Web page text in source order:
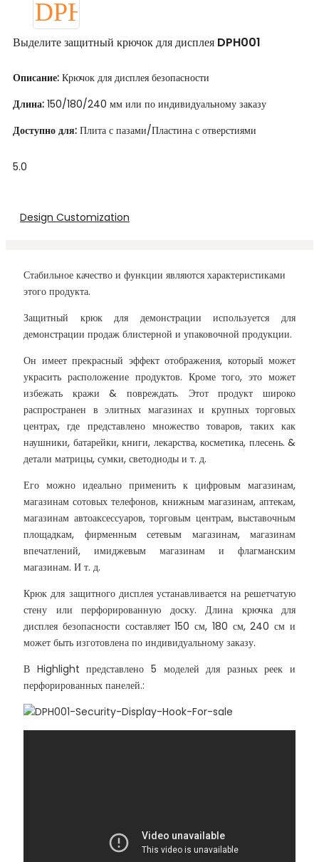
Выделите защитный крючок для дисплея DPH001
Описание: Крючок для дисплея безопасности
Длина: 150/180/240 мм или по индивидуальному заказу
Доступно для: Плита с пазами/Пластина с отверстиями
5.0
Design Customization
Стабильное качество и функции являются характеристиками
этого продукта.
Защитный крюк для демонстрации используется для
демонстрации продаж блистерной и упаковочной продукции.
Он имеет прекрасный эффект отображения, который может
украсить расположение продуктов. Кроме того, это может
избежать кражи & повреждать. Этот продукт широко
распространен в элитных магазинах и крупных торговых
центрах, где представлено множество товаров, таких как
наушники, батарейки, книги, лекарства, косметика, плесень. &
детали матрицы, сумки, светодиоды и т. д.
Его можно идеально применить к цифровым магазинам,
магазинам сотовых телефонов, книжным магазинам, аптекам,
магазинам автоаксессуаров, торговым центрам, выставочным
площадкам, фирменным сетевым магазинам, магазинам
впечатлений, имиджевым магазинам и флагманским
магазинам. И т. д.
Крюк для защитного дисплея устанавливается на решетчатую
стену или перфорированную доску. Длина крючка для
дисплея безопасности составляет 150 см, 180 см, 240 см и
может быть изготовлена ​​по индивидуальному заказу.
В Highlight представлено 5 моделей для разных реек и
перфорированных панелей.: